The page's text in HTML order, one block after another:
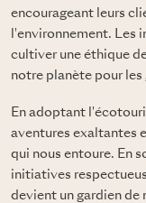
encourageant leurs
l'environnement. Les
cultiver une éthique
notre planète pour
En adoptant
aventures exaltantes
qui nous entoure. En
initiatives
devient un gardien de